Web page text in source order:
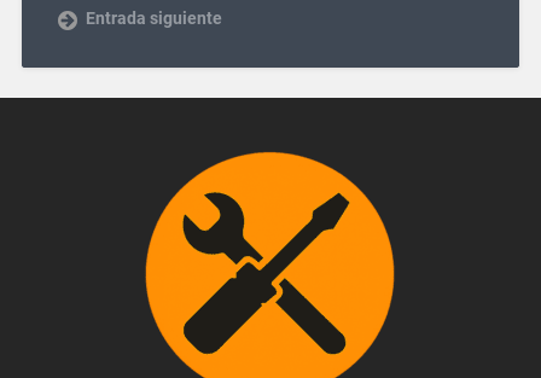
Entrada siguiente